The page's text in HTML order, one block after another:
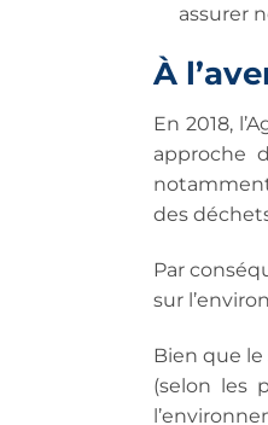
assurer
À
En 2018,
approche
des
Par
sur
Bien que
(selon les